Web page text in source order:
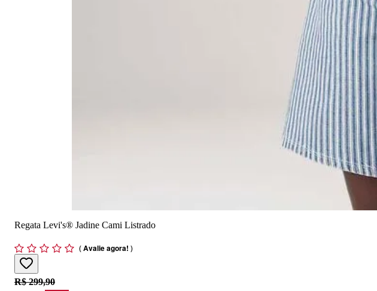
Regata Levi's® Jadine Cami Listrado
(Avalie agora! )
Original price:
R$ 299,90